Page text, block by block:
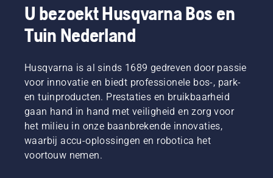
werken,
wordt
dat
gedoe
verminderd.
U bezoekt Husqvarna Bos en
Tuin Nederland
Husqvarna is al sinds 1689 gedreven door passie
voor innovatie en biedt professionele bos-, park-
en tuinproducten. Prestaties en bruikbaarheid
gaan hand in hand met veiligheid en zorg voor
het milieu in onze baanbrekende innovaties,
waarbij accu-oplossingen en robotica het
voortouw nemen.